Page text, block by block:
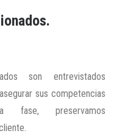
son entrevistados
sus competencias
preservamos